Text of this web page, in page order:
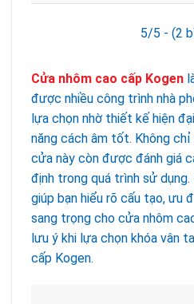
5/5 - (2
Cửa nhôm cao cấp Kogen
được nhiều công trình nhà
lựa chọn nhờ thiết kế hiện
năng cách âm tốt. Không
cửa này còn được đánh giá
định trong quá trình sử
giúp bạn hiểu rõ cấu tạo, ưu
sang trọng cho cửa nhôm
lưu ý khi lựa chọn khóa vân
cấp Kogen.